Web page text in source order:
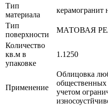
Тип
материала
керамогранит
Тип
поверхности
МАТОВАЯ
Количество
кв.м в
упаковке
1.1250
Применение
Облицовка
общественных
учетом